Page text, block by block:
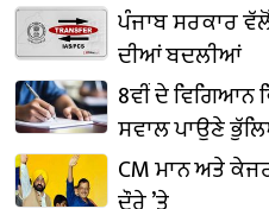
ਪੰਜਾਬ ਸਰਕਾਰ
ਦੀਆਂ ਬਦਲੀਆਂ
8ਵੀਂ ਦੇ ਵਿਗਿਆਨ
ਸਵਾਲ ਪਾਉਣੇ
CM ਮਾਨ ਅਤੇ